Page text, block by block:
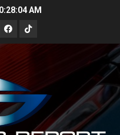
AM
Facebook
TikTok